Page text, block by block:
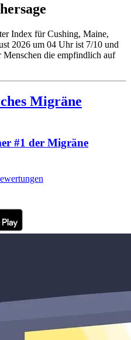
Index für Cushing, Maine,
2026 um 04 Uhr ist 7/10 und
die empfindlich auf
Migräne
#1 der Migräne